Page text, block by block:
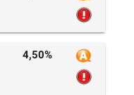
4,50%